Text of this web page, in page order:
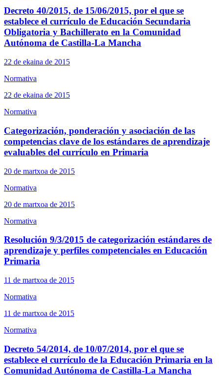
Decreto 40/2015, de 15/06/2015, por el que se
establece el currículo de Educación Secundaria
Obligatoria y Bachillerato en la Comunidad
Autónoma de Castilla-La Mancha
22 de ekaina de 2015
Normativa
22 de ekaina de 2015
Normativa
Categorización, ponderación y asociación de las
competencias clave de los estándares de aprendizaje
evaluables del currículo en Primaria
20 de martxoa de 2015
Normativa
20 de martxoa de 2015
Normativa
Resolución 9/3/2015 de categorización estándares de
aprendizaje y perfiles competenciales en Educación
Primaria
11 de martxoa de 2015
Normativa
11 de martxoa de 2015
Normativa
Decreto 54/2014, de 10/07/2014, por el que se
establece el currículo de la Educación Primaria en la
Comunidad Autónoma de Castilla-La Mancha